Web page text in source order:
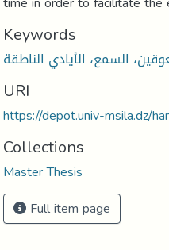
Keywords
URI
https://depot.univ-msila.dz/
Collections
Master Thesis
Full item page